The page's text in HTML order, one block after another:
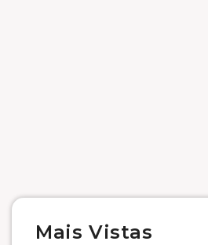
Mais Vistas